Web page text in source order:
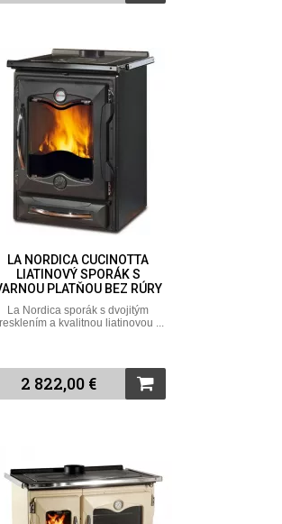
LA NORDICA CUCINOTTA
LIATINOVÝ SPORÁK S
PLATŇOU BEZ RÚRY
La Nordica sporák s dvojitým
a kvalitnou liatinovou ...
2 822,00 €